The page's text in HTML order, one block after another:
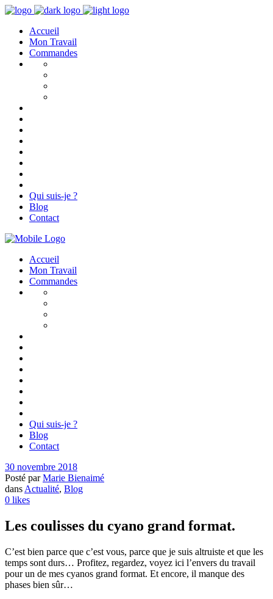
Accueil
Mon Travail
Commandes
Qui suis-je ?
Blog
Contact
Accueil
Mon Travail
Commandes
Qui suis-je ?
Blog
Contact
30 novembre 2018
Posté parMarie Bienaimé
dans Actualité, Blog
0 likes
Les coulisses du cyano grand format.
C’est bien parce que c’est vous, parce que je suis altruiste et que les
temps sont durs… Profitez, regardez, voyez ici l’envers du travail
pour un de mes cyanos grand format. Et encore, il manque des
phases bien sûr…